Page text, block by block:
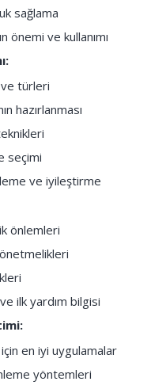
sağlama
önemi ve kullanımı
ve türleri
hazırlanması
seçimi
ve iyileştirme
önlemleri
ilk yardım bilgisi
en iyi uygulamalar
yöntemleri